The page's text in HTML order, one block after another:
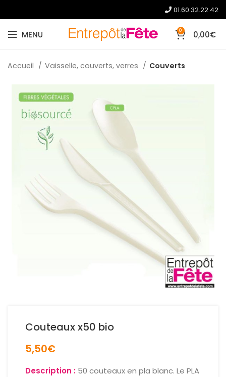
01.60.32.22.42
MENU 0 0,00€
Accueil Vaisselle, couverts, verres Couverts
Couteaux x50 bio
5,50€
Description : 50 couteaux en pla blanc. Le PLA